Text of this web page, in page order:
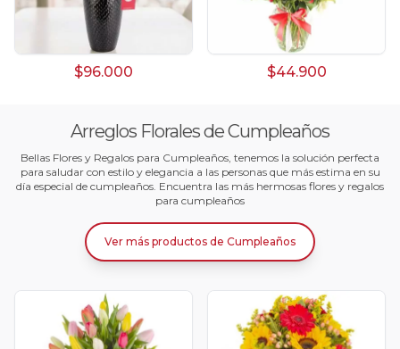
$96.000 $44.900
Arreglos Florales de Cumpleaños
Bellas Flores y Regalos para Cumpleaños, tenemos la solución perfecta
para saludar con estilo y elegancia a las personas que más estima en su
día especial de cumpleaños. Encuentra las más hermosas flores y regalos
para cumpleaños
Ver más productos de Cumpleaños